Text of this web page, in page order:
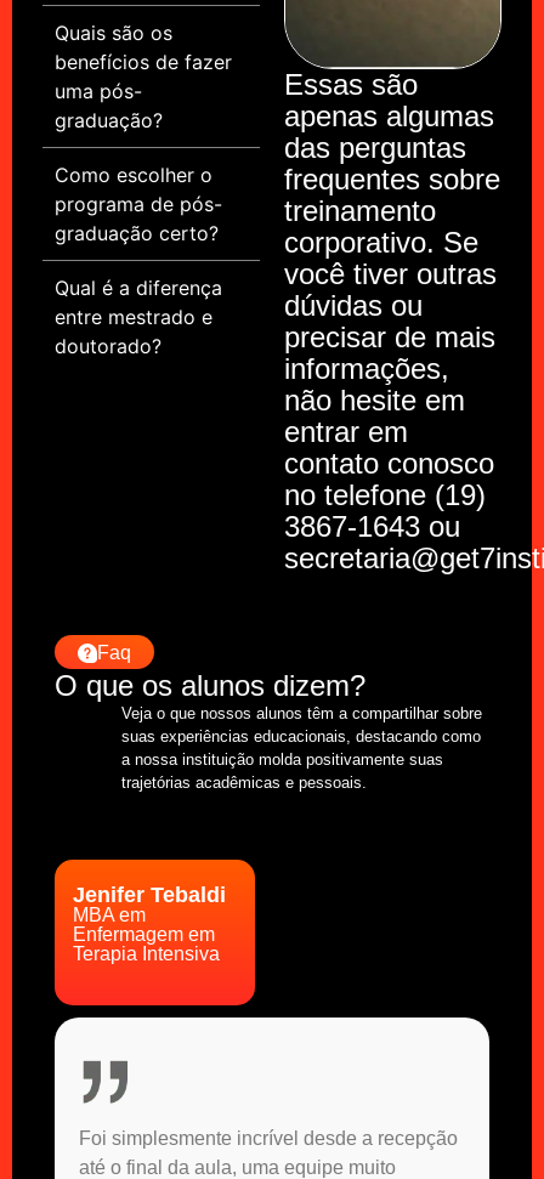
Quais são os
benefícios de fazer
uma pós-
graduação?
Como escolher o
programa de pós-
graduação certo?
Qual é a diferença
entre mestrado e
doutorado?
Essas são
apenas algumas
das perguntas
frequentes sobre
treinamento
corporativo. Se
você tiver outras
dúvidas ou
precisar de mais
informações,
não hesite em
entrar em
contato conosco
no telefone (19)
3867-1643 ou
Faq
O que os alunos dizem?
Veja o que nossos alunos têm a compartilhar sobre
suas experiências educacionais, destacando como
a nossa instituição molda positivamente suas
trajetórias acadêmicas e pessoais.
Jenifer Tebaldi
MBA em
Enfermagem em
Terapia Intensiva
Foi simplesmente incrível desde a recepção
até o final da aula, uma equipe muito